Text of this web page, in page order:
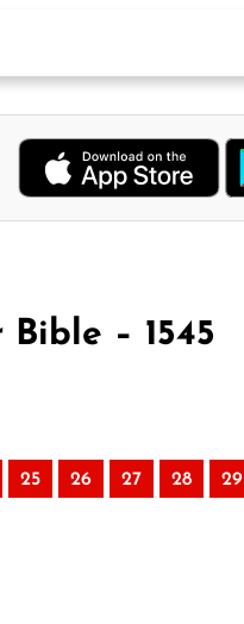
– 1545
25 26 27 28 29